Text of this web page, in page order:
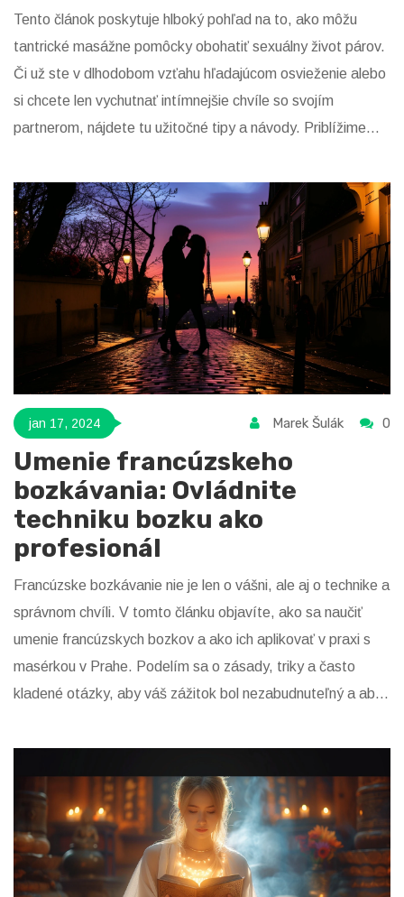
Tento článok poskytuje hlboký pohľad na to, ako môžu
tantrické masážne pomôcky obohatiť sexuálny život párov.
Či už ste v dlhodobom vzťahu hľadajúcom osvieženie alebo
si chcete len vychutnať intímnejšie chvíle so svojím
partnerom, nájdete tu užitočné tipy a návody. Priblížime
zintenzívnenie vašich zážitkov a prehĺbenie vzťahu.
jan 17, 2024 Marek Šulák 0
Umenie francúzskeho
bozkávania: Ovládnite
techniku bozku ako
profesionál
Francúzske bozkávanie nie je len o vášni, ale aj o technike a
správnom chvíli. V tomto článku objavíte, ako sa naučiť
umenie francúzskych bozkov a ako ich aplikovať v praxi s
masérkou v Prahe. Podelím sa o zásady, triky a často
kladené otázky, aby váš zážitok bol nezabudnuteľný a aby
alebo skúsený bozkávač, tento sprievodca vám pomôže
zdokonaliť vaše techniky a priviesť váš romatický zážitok na
novú úroveň.